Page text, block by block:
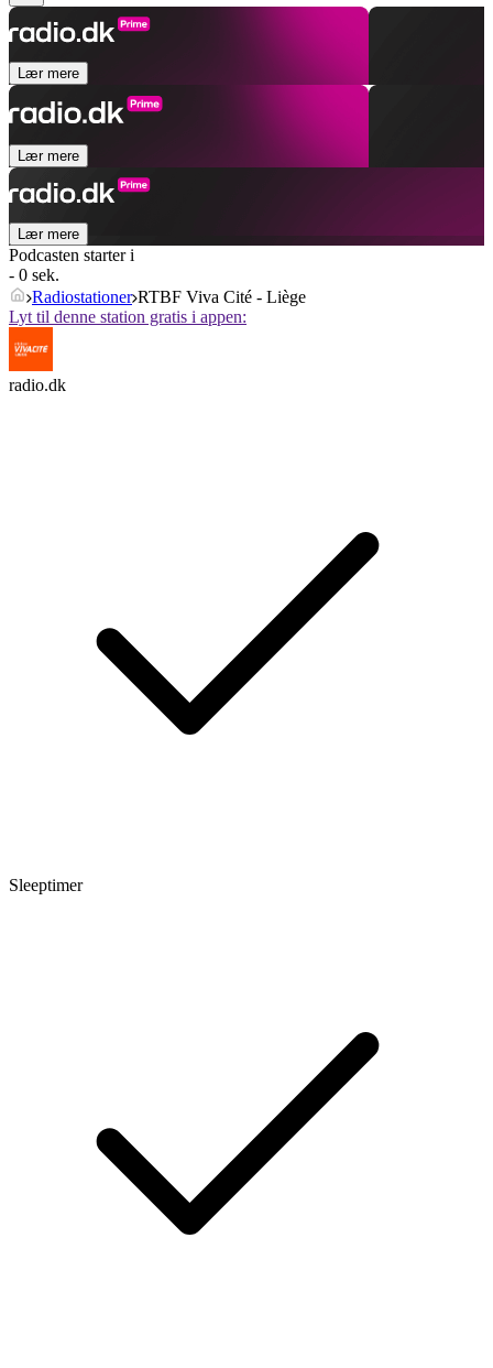
Lær mere
Lær mere
Lær mere
Podcasten starter i
- 0 sek.
Radiostationer RTBF Viva Cité - Liège
Lyt til denne station gratis i appen:
radio.dk
Sleeptimer